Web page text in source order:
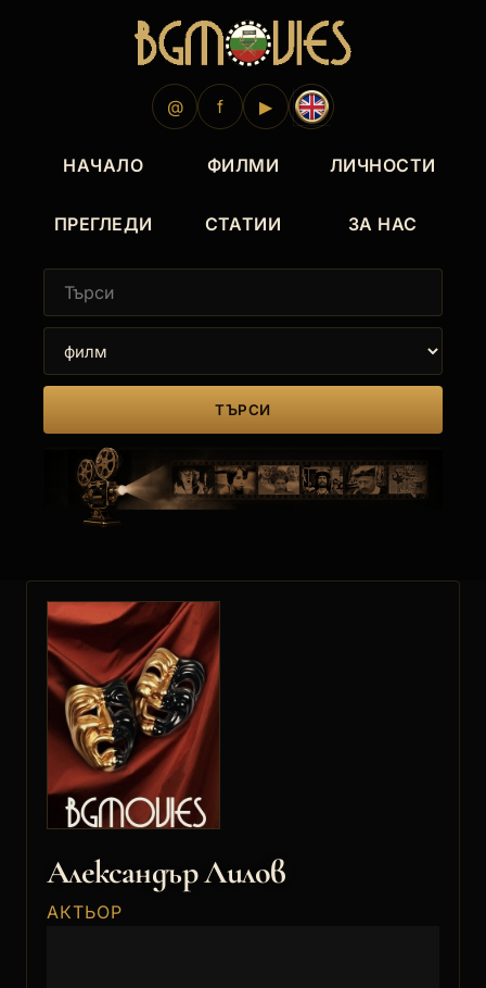
@ f ▶
НАЧАЛО ФИЛМИ ЛИЧНОСТИ
ПРЕГЛЕДИ СТАТИИ ЗА НАС
ТЪРСИ
Александър Лилов
АКТЬОР